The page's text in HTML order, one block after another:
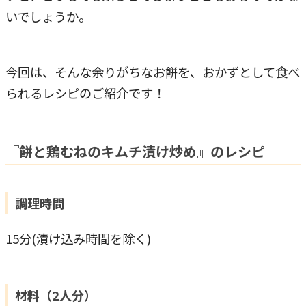
いでしょうか。
今回は、そんな余りがちなお餅を、おかずとして食べ
られるレシピのご紹介です！
『餅と鶏むねのキムチ漬け炒め』のレシピ
調理時間
15分(漬け込み時間を除く)
材料（2人分）